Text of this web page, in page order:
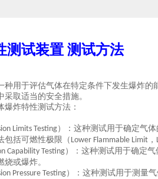
测试装置 测试方法
种用于评估气体在特定条件下发生爆炸
取适当的安全措施。
爆炸特性测试方法：
Limits Testing）：这种测试用于确定气
包括可燃性极限（Lower Flammable Limit ，
Capability Testing）：这种测试用于确定
或爆炸。
Pressure Testing）：这种测试用于测量